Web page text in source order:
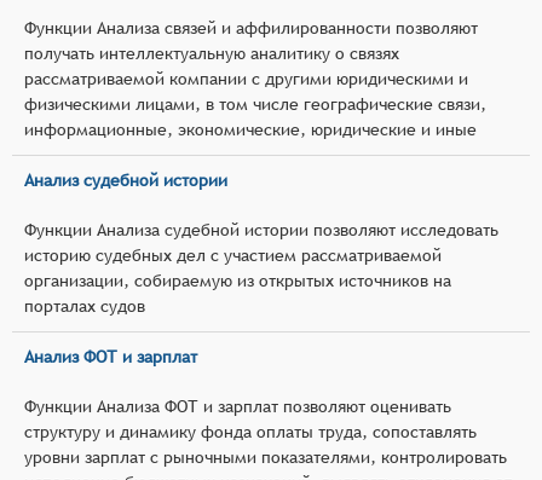
Функции Анализа связей и аффилированности позволяют
получать интеллектуальную аналитику о связях
рассматриваемой компании с другими юридическими и
физическими лицами, в том числе географические связи,
информационные, экономические, юридические и иные
Анализ судебной истории
Функции Анализа судебной истории позволяют исследовать
историю судебных дел с участием рассматриваемой
организации, собираемую из открытых источников на
порталах судов
Анализ ФОТ и зарплат
Функции Анализа ФОТ и зарплат позволяют оценивать
структуру и динамику фонда оплаты труда, сопоставлять
уровни зарплат с рыночными показателями, контролировать